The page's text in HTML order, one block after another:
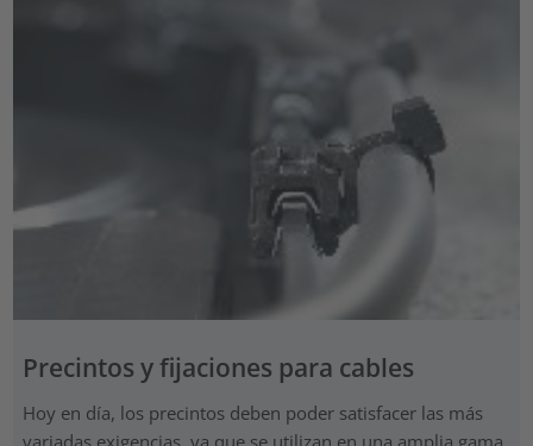
Precintos y fijaciones para cables
Hoy en día, los precintos deben poder satisfacer las más